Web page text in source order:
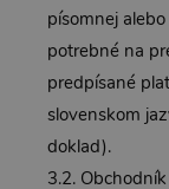
písomnej
potrebné na
predpísané
slovenskom
doklad).
3.2.